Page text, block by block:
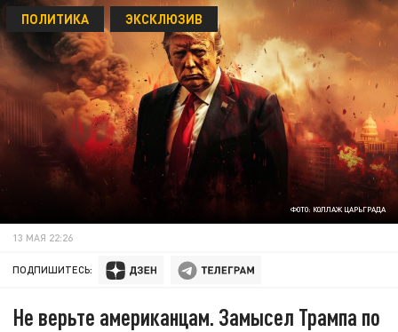
ФОТО: КОЛЛАЖ ЦАРЬГРАДА
ПОЛИТИКА ЭКСКЛЮЗИВ
13 МАЯ 22:26
ПОДПИШИТЕСЬ:
Не верьте американцам. Замысел Трампа по